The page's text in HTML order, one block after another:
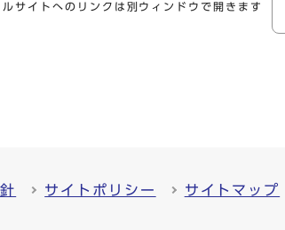
ルサイトへのリンクは別ウィンドウで開きます
サイトポリシー サイトマップ